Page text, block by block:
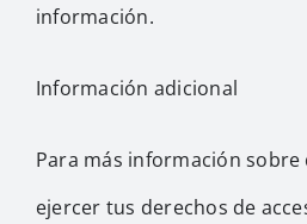
información.
Información adicional
Para más información sobre
ejercer tus derechos de